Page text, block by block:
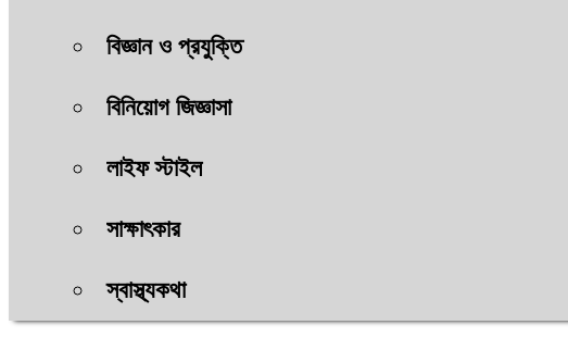
বিজ্ঞান ও প্রযুক্তি
বিনিয়োগ জিজ্ঞাসা
লাইফ স্টাইল
সাক্ষাৎকার
স্বাস্থ্যকথা